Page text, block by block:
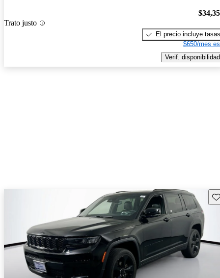
Trato justo
El precio incluye tasas
$650/mes
Verif. disponibilidad